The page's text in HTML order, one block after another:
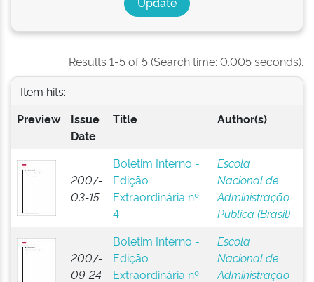
Results 1-5 of 5 (Search time: 0.005 seconds).
Item hits:
Preview
Issue
Date
Title Author(s)
2007-
03-15
Boletim Interno -
Edição
Extraordinária nº
4
Escola
Nacional de
Administração
Pública (Brasil)
2007-
09-24
Boletim Interno -
Edição
Extraordinária nº
Escola
Nacional de
Administração